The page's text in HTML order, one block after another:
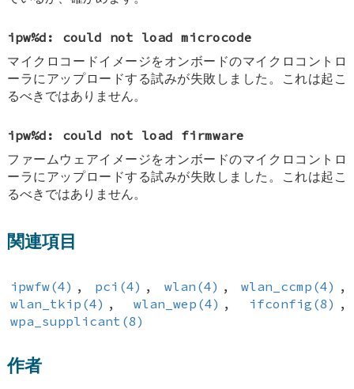
ipw%d: could not load microcode
マイクロコードイメージをオンボードのマイクロコントロ
ーラにアップロードする試みが失敗しました。これは起こ
るべきではありません。
ipw%d: could not load firmware
ファームウェアイメージをオンボードのマイクロコントロ
ーラにアップロードする試みが失敗しました。これは起こ
るべきではありません。
関連項目
ipwfw(4) , pci(4) , wlan(4) , wlan_ccmp(4) ,
wlan_tkip(4) , wlan_wep(4) , ifconfig(8) ,
wpa_supplicant(8)
作者